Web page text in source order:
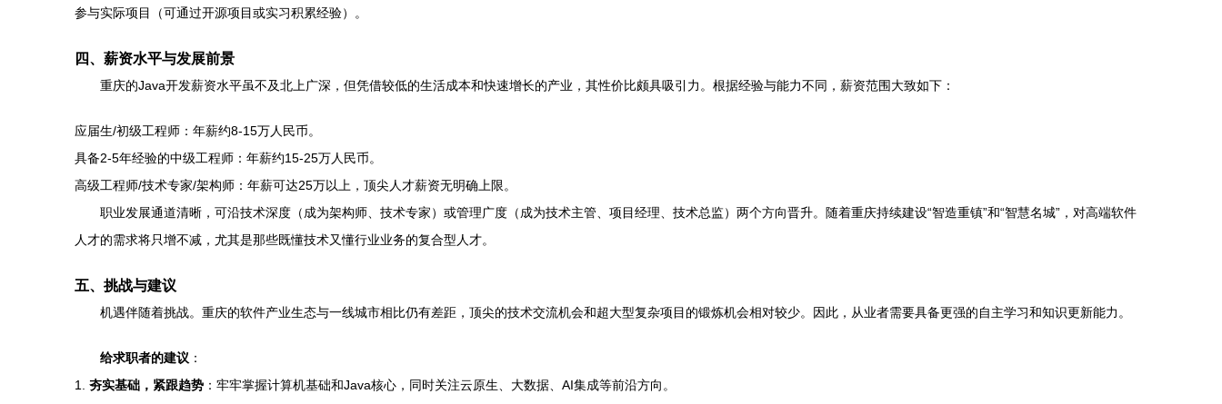
参与实际项目（可通过开源项目或实习积累经验）。
四、薪资水平与发展前景
重庆的Java开发薪资水平虽不及北上广深，但凭借较低的生活成本和快速增长的产业，其性价比颇具吸引力。根据经验与能力不同，薪资范围大致如下：
应届生/初级工程师：年薪约8-15万人民币。
具备2-5年经验的中级工程师：年薪约15-25万人民币。
高级工程师/技术专家/架构师：年薪可达25万以上，顶尖人才薪资无明确上限。
职业发展通道清晰，可沿技术深度（成为架构师、技术专家）或管理广度（成为技术主管、项目经理、技术总监）两个方向晋升。随着重庆持续建设“智造重镇”和“智慧名城”，对高端软件
人才的需求将只增不减，尤其是那些既懂技术又懂行业业务的复合型人才。
五、挑战与建议
机遇伴随着挑战。重庆的软件产业生态与一线城市相比仍有差距，顶尖的技术交流机会和超大型复杂项目的锻炼机会相对较少。因此，从业者需要具备更强的自主学习和知识更新能力。
给求职者的建议 ：
1. 夯实基础，紧跟趋势 ：牢牢掌握计算机基础和Java核心，同时关注云原生、大数据、AI集成等前沿方向。